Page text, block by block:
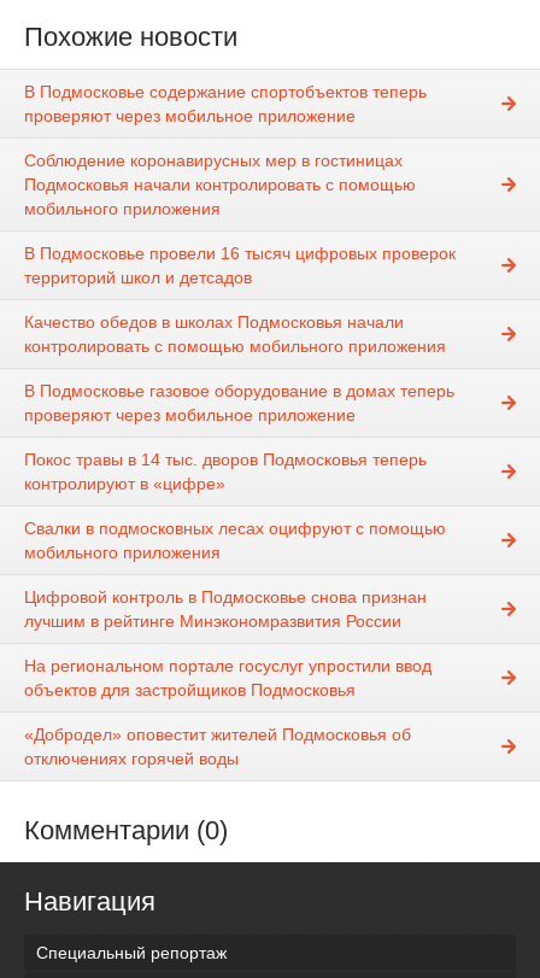
Похожие новости
В Подмосковье содержание спортобъектов теперь
проверяют через мобильное приложение
Соблюдение коронавирусных мер в гостиницах
Подмосковья начали контролировать с помощью
мобильного приложения
В Подмосковье провели 16 тысяч цифровых проверок
территорий школ и детсадов
Качество обедов в школах Подмосковья начали
контролировать с помощью мобильного приложения
В Подмосковье газовое оборудование в домах теперь
проверяют через мобильное приложение
Покос травы в 14 тыс. дворов Подмосковья теперь
контролируют в «цифре»
Свалки в подмосковных лесах оцифруют с помощью
мобильного приложения
Цифровой контроль в Подмосковье снова признан
лучшим в рейтинге Минэкономразвития России
На региональном портале госуслуг упростили ввод
объектов для застройщиков Подмосковья
«Добродел» оповестит жителей Подмосковья об
отключениях горячей воды
Комментарии (0)
Навигация
Специальный репортаж